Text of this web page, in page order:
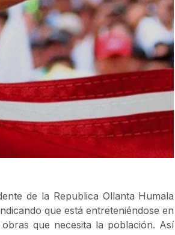
de la Republica Ollanta Humala
que está entreteniéndose en
que necesita la población. Así